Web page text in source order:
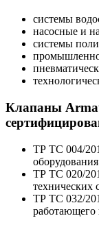
системы
насосные и
системы
Клапаны
ТР ТС 004/
ТР ТС 020/
технических
ТР ТС 032/